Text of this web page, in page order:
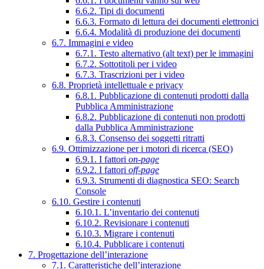
6.6.2. Tipi di documenti
6.6.3. Formato di lettura dei documenti elettronici
6.6.4. Modalità di produzione dei documenti
6.7. Immagini e video
6.7.1. Testo alternativo (alt text) per le immagini
6.7.2. Sottotitoli per i video
6.7.3. Trascrizioni per i video
6.8. Proprietà intellettuale e privacy
6.8.1. Pubblicazione di contenuti prodotti dalla
Pubblica Amministrazione
6.8.2. Pubblicazione di contenuti non prodotti
dalla Pubblica Amministrazione
6.8.3. Consenso dei soggetti ritratti
6.9. Ottimizzazione per i motori di ricerca (SEO)
6.9.1. I fattori on-page
6.9.2. I fattori off-page
6.9.3. Strumenti di diagnostica SEO: Search
Console
6.10. Gestire i contenuti
6.10.1. L’inventario dei contenuti
6.10.2. Revisionare i contenuti
6.10.3. Migrare i contenuti
6.10.4. Pubblicare i contenuti
7. Progettazione dell’interazione
7.1. Caratteristiche dell’interazione